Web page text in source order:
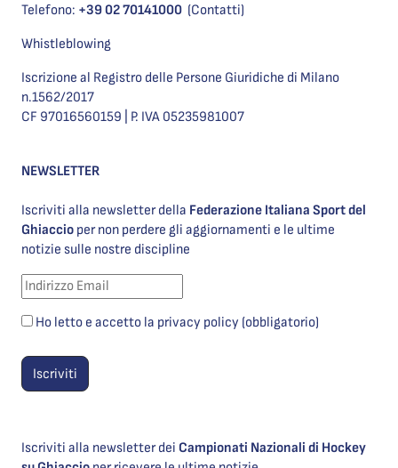
Telefono: +39 02 70141000 (Contatti)
Whistleblowing
Iscrizione al Registro delle Persone Giuridiche di Milano
n.1562/2017
CF 97016560159 | P. IVA 05235981007
NEWSLETTER
Iscriviti alla newsletter della Federazione Italiana Sport del
Ghiaccio per non perdere gli aggiornamenti e le ultime
notizie sulle nostre discipline
Ho letto e accetto la privacy policy (obbligatorio)
Iscriviti alla newsletter dei Campionati Nazionali di Hockey